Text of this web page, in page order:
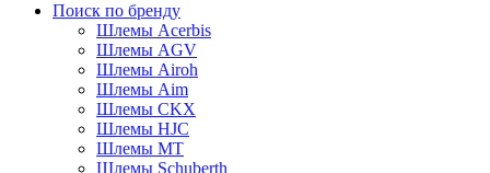
Поиск по бренду
Шлемы Acerbis
Шлемы AGV
Шлемы Airoh
Шлемы Aim
Шлемы CKX
Шлемы HJC
Шлемы MT
Шлемы Schuberth